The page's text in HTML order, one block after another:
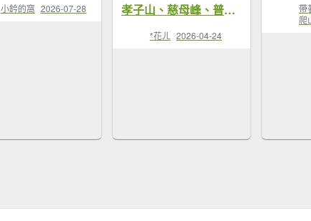
小鈐的窩 2026-07-28 孝子山、慈母峰、普陀山 O遶一圈
*花ㄦ 2026-04-24
帶
爬